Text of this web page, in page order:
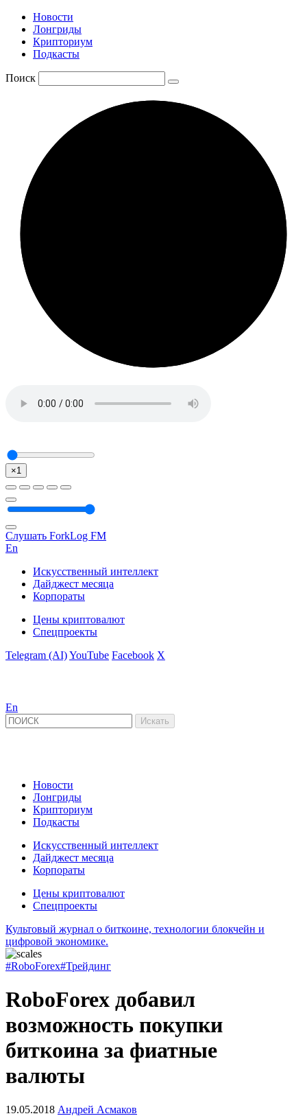
Новости
Лонгриды
Крипториум
Подкасты
Поиск
×1
Слушать ForkLog FM
En
Искусственный интеллект
Дайджест месяца
Корпораты
Цены криптовалют
Спецпроекты
Telegram (AI)YouTube Facebook X
En
Новости
Лонгриды
Крипториум
Подкасты
Искусственный интеллект
Дайджест месяца
Корпораты
Цены криптовалют
Спецпроекты
Культовый журнал о биткоине, технологии блокчейн и
цифровой экономике.
#RoboForex#Трейдинг
RoboForex добавил
возможность покупки
биткоина за фиатные
валюты
19.05.2018 Андрей Асмаков